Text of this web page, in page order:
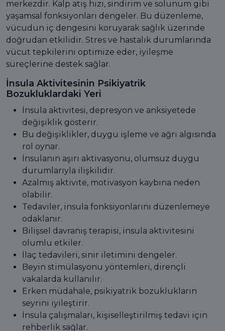
merkezdir. Kalp atış hızı, sindirim ve solunum gibi
yaşamsal fonksiyonları dengeler. Bu düzenleme,
vücudun iç dengesini koruyarak sağlık üzerinde
doğrudan etkilidir. Stres ve hastalık durumlarında
vücut tepkilerini optimize eder, iyileşme
süreçlerine destek sağlar.
İnsula Aktivitesinin Psikiyatrik
Bozukluklardaki Yeri
İnsula aktivitesi, depresyon ve anksiyetede
değişiklik gösterir.
Bu değişiklikler, duygu işleme ve ağrı algısında
rol oynar.
İnsulanın aşırı aktivasyonu, olumsuz duygu
durumlarıyla ilişkilidir.
Azalmış aktivite, motivasyon kaybına neden
olabilir.
Tedaviler, insula fonksiyonlarını düzenlemeye
odaklanır.
Bilişsel davranış terapisi, insula aktivitesini
olumlu etkiler.
İlaç tedavileri, sinir iletimini dengeler.
Beyin stimülasyonu yöntemleri, dirençli
vakalarda kullanılır.
Erken müdahale, psikiyatrik bozuklukların
seyrini iyileştirir.
İnsula çalışmaları, kişiselleştirilmiş tedavi için
rehberlik sağlar.